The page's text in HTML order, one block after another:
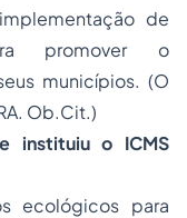
de
promover o
municípios. (O
Ob.Cit.)
instituiu o ICMS
ecológicos para